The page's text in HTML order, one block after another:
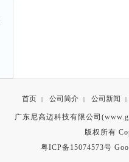
首页 | 公司简介 | 公司新闻 |
广东尼高迈科技有限公司
版权所有
粤ICP备15074573号